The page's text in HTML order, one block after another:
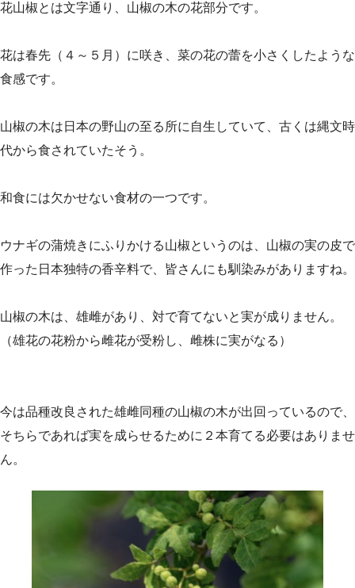
花山椒とは文字通り、山椒の木の花部分です。
花は春先（４～５月）に咲き、菜の花の蕾を小さくしたような
食感です。
山椒の木は日本の野山の至る所に自生していて、古くは縄文時
代から食されていたそう。
和食には欠かせない食材の一つです。
ウナギの蒲焼きにふりかける山椒というのは、山椒の実の皮で
作った日本独特の香辛料で、皆さんにも馴染みがありますね。
山椒の木は、雄雌があり、対で育てないと実が成りません。
（雄花の花粉から雌花が受粉し、雌株に実がなる）
今は品種改良された雄雌同種の山椒の木が出回っているので、
そちらであれば実を成らせるために２本育てる必要はありませ
ん。